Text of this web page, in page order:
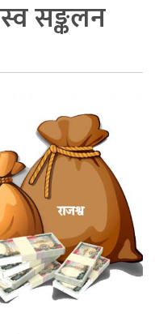
सङ्कलन